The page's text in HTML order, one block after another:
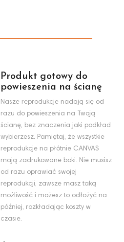
Produkt gotowy do
powieszenia na ścianę
Nasze reprodukcje nadają się od
razu do powieszenia na Twoją
ścianę, bez znaczenia jaki podkład
wybierzesz. Pamiętaj, że wszystkie
reprodukcje na płótnie CANVAS
mają zadrukowane boki. Nie musisz
od razu oprawiać swojej
reprodukcji, zawsze masz taką
możliwość i możesz to odłożyć na
później, rozkładając koszty w
czasie.